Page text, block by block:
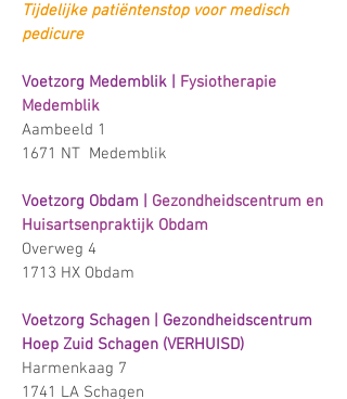
Tijdelijke patiëntenstop voor medisch
pedicure
Voetzorg Medemblik | Fysiotherapie
Medemblik
Aambeeld 1
1671 NT Medemblik
Voetzorg Obdam | Gezondheidscentrum en
Huisartsenpraktijk Obdam
Overweg 4
1713 HX Obdam
Voetzorg Schagen | Gezondheidscentrum
Hoep Zuid Schagen (VERHUISD)
Harmenkaag 7
1741 LA Schagen